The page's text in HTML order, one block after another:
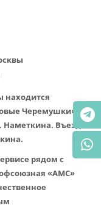
находится
Черемушки»,
Въезд
рядом с
«АМС»